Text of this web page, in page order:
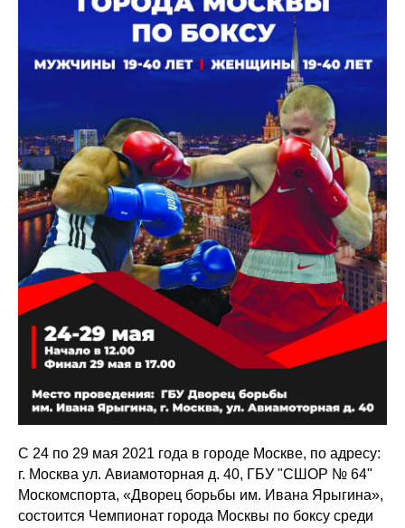
С 24 по 29 мая 2021 года в городе Москве, по адресу:
г. Москва ул. Авиамоторная д. 40, ГБУ "СШОР № 64"
Москомспорта, «Дворец борьбы им. Ивана Ярыгина»,
состоится Чемпионат города Москвы по боксу среди